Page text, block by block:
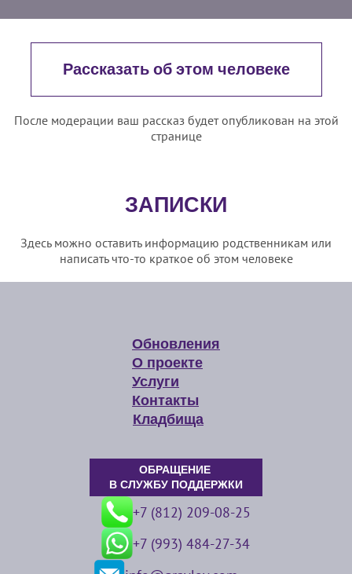
Рассказать об этом человеке
После модерации ваш рассказ будет опубликован на этой
странице
ЗАПИСКИ
Здесь можно оставить информацию родственникам или
написать что-то краткое об этом человеке
Обновления
О проекте
Услуги
Контакты
Кладбища
ОБРАЩЕНИЕ
В СЛУЖБУ ПОДДЕРЖКИ
+7 (812) 209-08-25
+7 (993) 484-27-34